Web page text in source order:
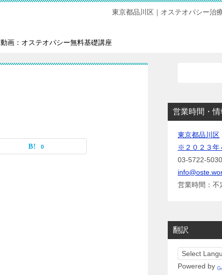
東京都品川区｜オステオパシー治
動画：オステオパシー無料基礎講座
0
営業時間・情
東京都品川区
※２０２３年
03-5722-5030
営業時間：不
翻訳
Powered by